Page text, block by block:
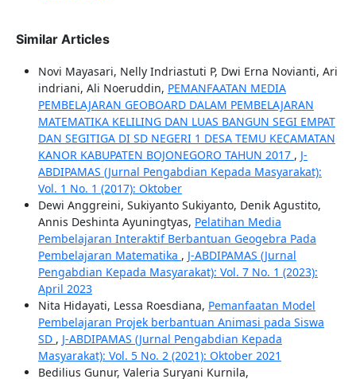
Similar Articles
Novi Mayasari, Nelly Indriastuti P, Dwi Erna Novianti, Ari
indriani, Ali Noeruddin, PEMANFAATAN MEDIA
PEMBELAJARAN GEOBOARD DALAM PEMBELAJARAN
MATEMATIKA KELILING DAN LUAS BANGUN SEGI EMPAT
DAN SEGITIGA DI SD NEGERI 1 DESA TEMU KECAMATAN
KANOR KABUPATEN BOJONEGORO TAHUN 2017 , J-
ABDIPAMAS (Jurnal Pengabdian Kepada Masyarakat):
Vol. 1 No. 1 (2017): Oktober
Dewi Anggreini, Sukiyanto Sukiyanto, Denik Agustito,
Annis Deshinta Ayuningtyas, Pelatihan Media
Pembelajaran Interaktif Berbantuan Geogebra Pada
Pembelajaran Matematika , J-ABDIPAMAS (Jurnal
Pengabdian Kepada Masyarakat): Vol. 7 No. 1 (2023):
April 2023
Nita Hidayati, Lessa Roesdiana, Pemanfaatan Model
Pembelajaran Projek berbantuan Animasi pada Siswa
SD , J-ABDIPAMAS (Jurnal Pengabdian Kepada
Masyarakat): Vol. 5 No. 2 (2021): Oktober 2021
Bedilius Gunur, Valeria Suryani Kurnila,